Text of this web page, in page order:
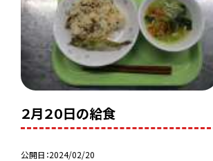
２月２０日の給食
公開日 2024/02/20